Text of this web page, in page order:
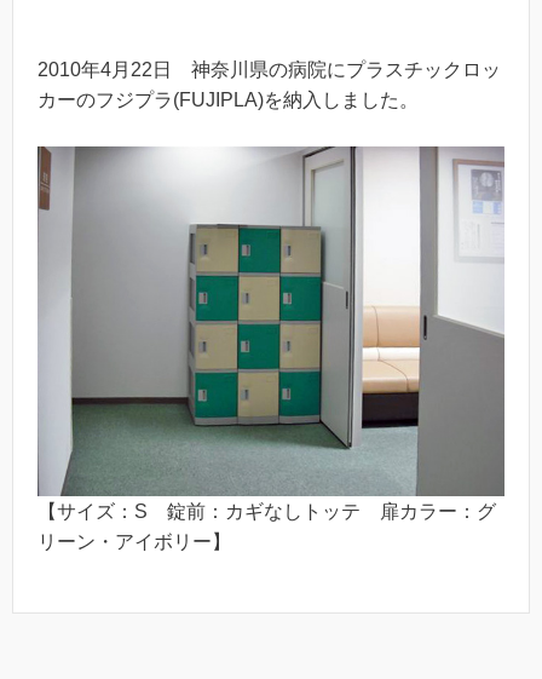
2010年4月22日 神奈川県の病院にプラスチックロッ
カーのフジプラ(FUJIPLA)を納入しました。
【サイズ：S 錠前：カギなしトッテ 扉カラー：グ
リーン・アイボリー】